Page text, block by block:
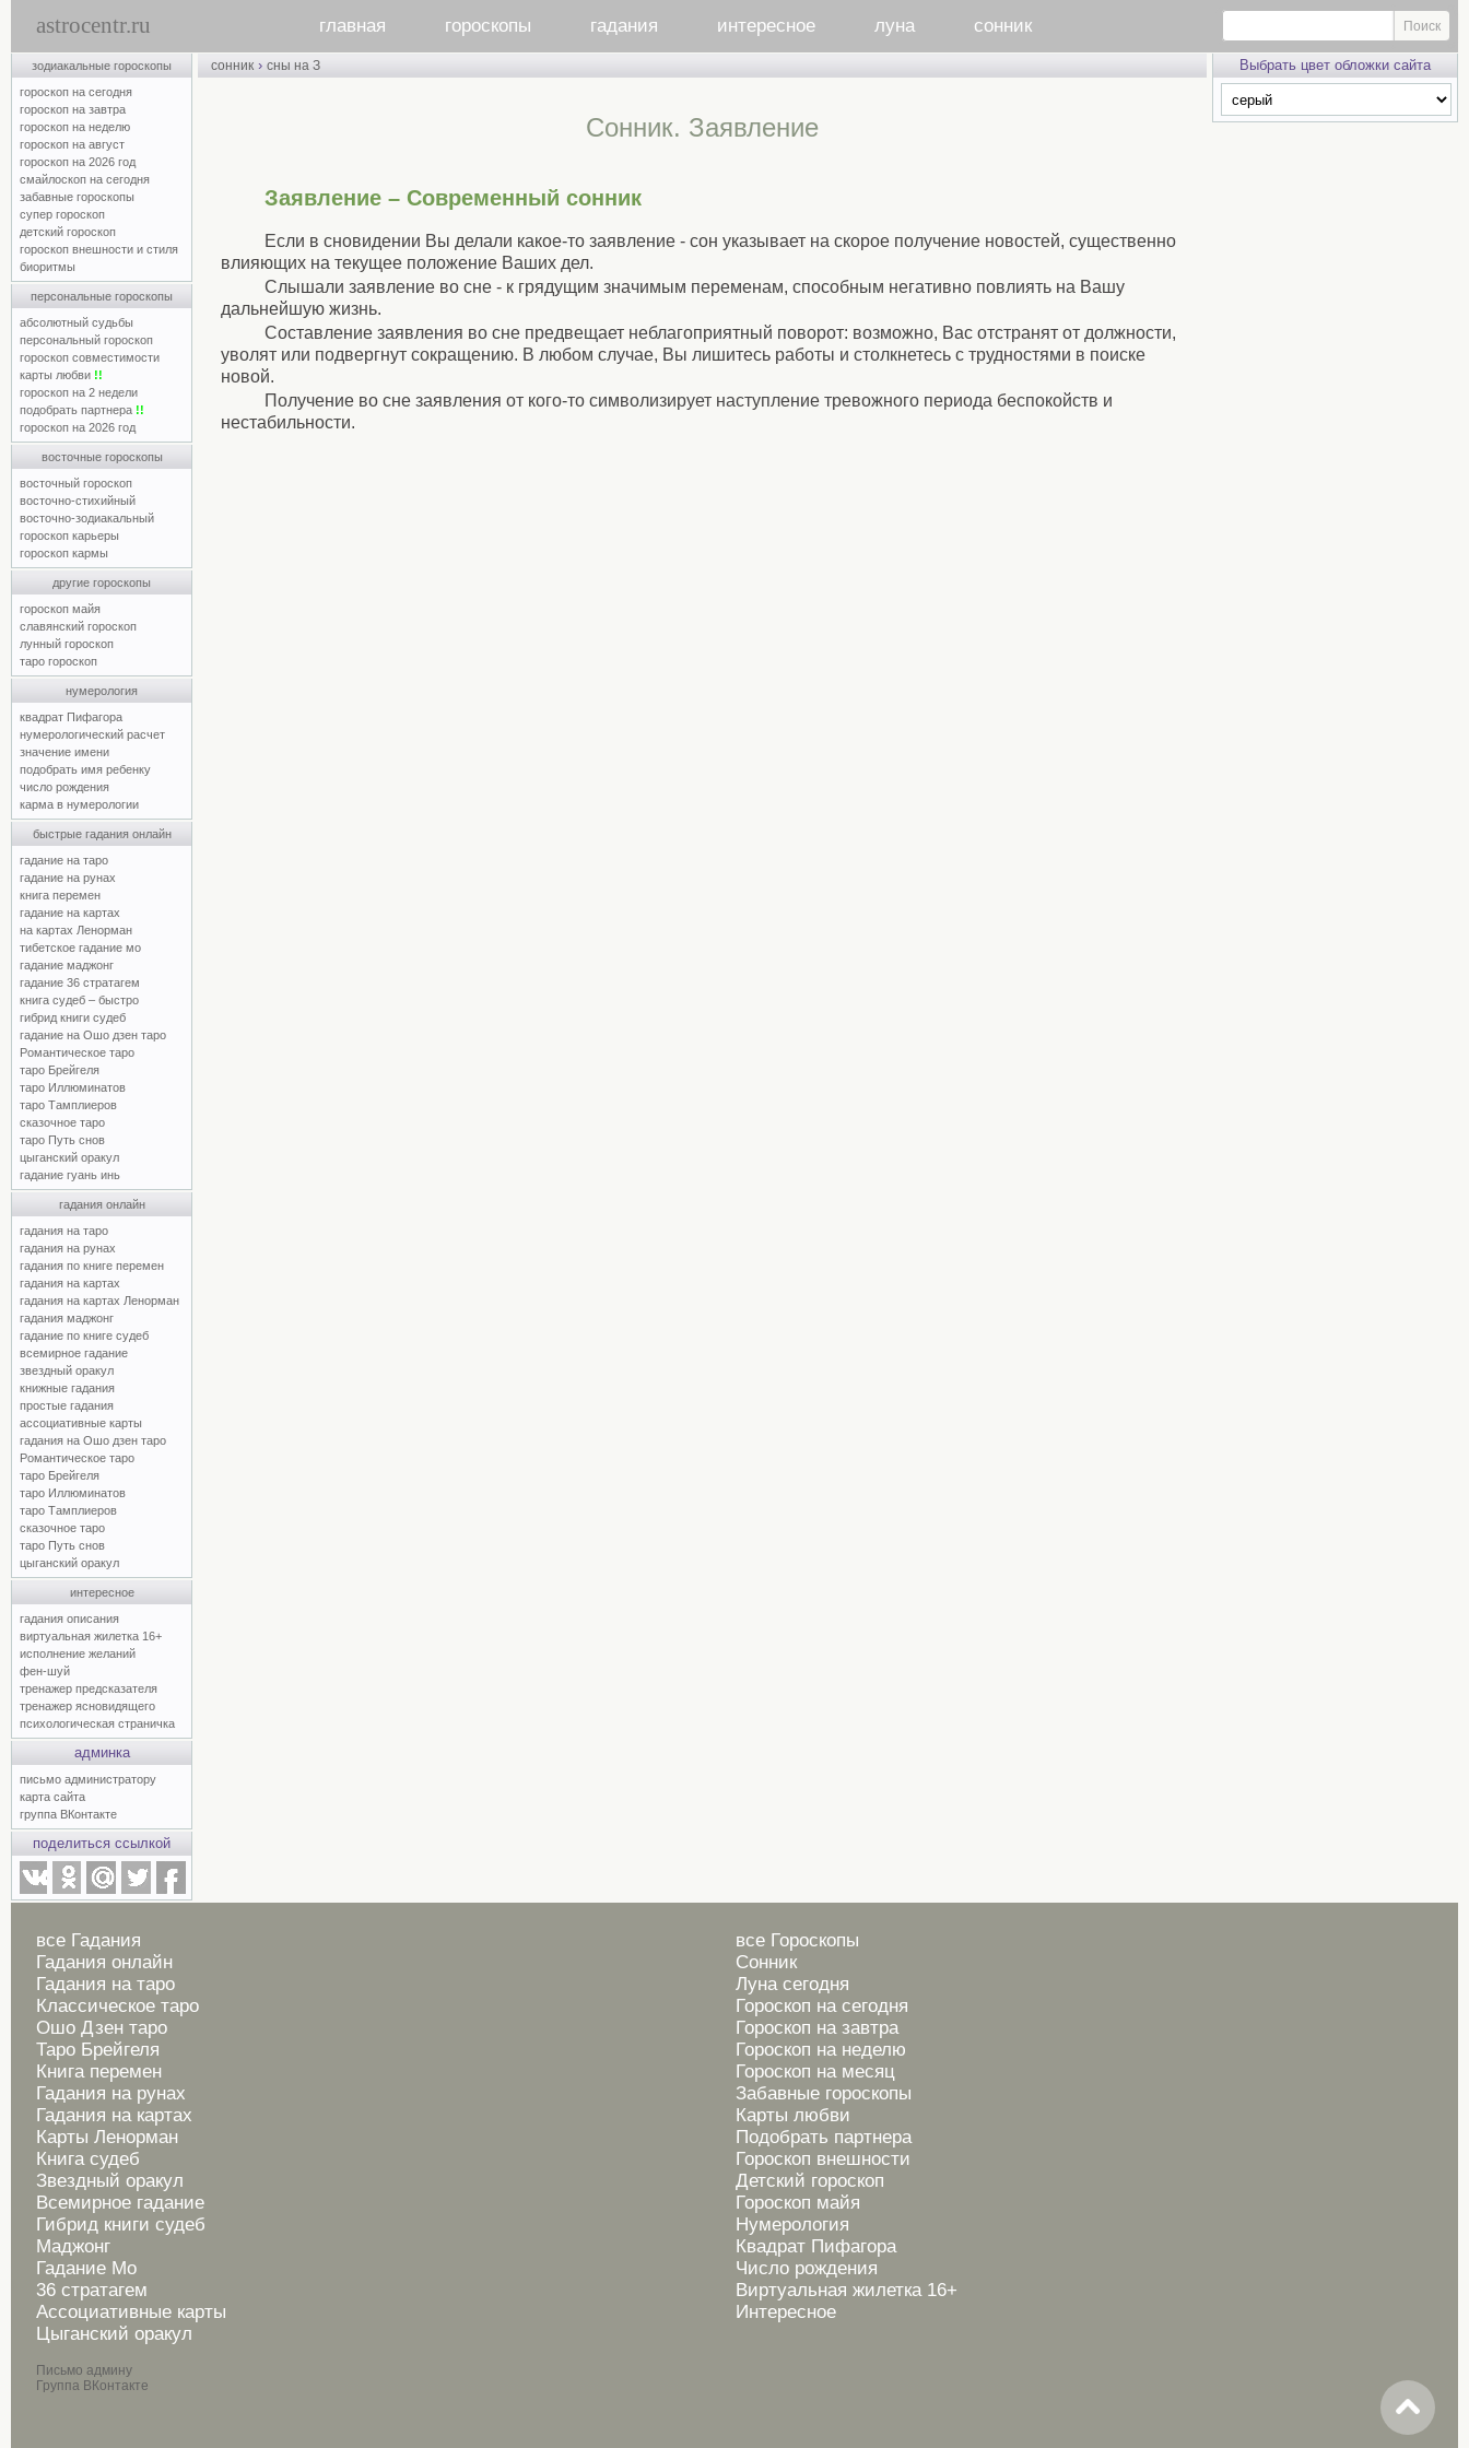
astrocentr.ru главная гороскопы гадания интересное луна сонник
зодиакальные гороскопы
гороскоп на сегодня
гороскоп на завтра
гороскоп на неделю
гороскоп на август
гороскоп на 2026 год
смайлоскоп на сегодня
забавные гороскопы
супер гороскоп
детский гороскоп
гороскоп внешности и стиля
биоритмы
персональные гороскопы
абсолютный судьбы
персональный гороскоп
гороскоп совместимости
карты любви !!
гороскоп на 2 недели
подобрать партнера !!
гороскоп на 2026 год
восточные гороскопы
восточный гороскоп
восточно-стихийный
восточно-зодиакальный
гороскоп карьеры
гороскоп кармы
другие гороскопы
гороскоп майя
славянский гороскоп
лунный гороскоп
таро гороскоп
нумерология
квадрат Пифагора
нумерологический расчет
значение имени
подобрать имя ребенку
число рождения
карма в нумерологии
быстрые гадания онлайн
гадание на таро
гадание на рунах
книга перемен
гадание на картах
на картах Ленорман
тибетское гадание мо
гадание маджонг
гадание 36 стратагем
книга судеб – быстро
гибрид книги судеб
гадание на Ошо дзен таро
Романтическое таро
таро Брейгеля
таро Иллюминатов
таро Тамплиеров
сказочное таро
таро Путь снов
цыганский оракул
гадание гуань инь
гадания онлайн
гадания на таро
гадания на рунах
гадания по книге перемен
гадания на картах
гадания на картах Ленорман
гадания маджонг
гадание по книге судеб
всемирное гадание
звездный оракул
книжные гадания
простые гадания
ассоциативные карты
гадания на Ошо дзен таро
Романтическое таро
таро Брейгеля
таро Иллюминатов
таро Тамплиеров
сказочное таро
таро Путь снов
цыганский оракул
интересное
гадания описания
виртуальная жилетка 16+
исполнение желаний
фен-шуй
тренажер предсказателя
тренажер ясновидящего
психологическая страничка
админка
письмо администратору
карта сайта
группа ВКонтакте
поделиться ссылкой
сонник › сны на З
Cонник. Заявление
Заявление – Современный сонник
Если в сновидении Вы делали какое-то заявление - сон указывает на скорое получение новостей, существенно
влияющих на текущее положение Ваших дел.
Слышали заявление во сне - к грядущим значимым переменам, способным негативно повлиять на Вашу
дальнейшую жизнь.
Составление заявления во сне предвещает неблагоприятный поворот: возможно, Вас отстранят от должности,
уволят или подвергнут сокращению. В любом случае, Вы лишитесь работы и столкнетесь с трудностями в поиске
новой.
Получение во сне заявления от кого-то символизирует наступление тревожного периода беспокойств и
нестабильности.
Выбрать цвет обложки сайта
все Гадания
Гадания онлайн
Гадания на таро
Классическое таро
Ошо Дзен таро
Таро Брейгеля
Книга перемен
Гадания на рунах
Гадания на картах
Карты Ленорман
Книга судеб
Звездный оракул
Всемирное гадание
Гибрид книги судеб
Маджонг
Гадание Мо
36 стратагем
Ассоциативные карты
Цыганский оракул
Письмо админу
Группа ВКонтакте
все Гороскопы
Сонник
Луна сегодня
Гороскоп на сегодня
Гороскоп на завтра
Гороскоп на неделю
Гороскоп на месяц
Забавные гороскопы
Карты любви
Подобрать партнера
Гороскоп внешности
Детский гороскоп
Гороскоп майя
Нумерология
Квадрат Пифагора
Число рождения
Виртуальная жилетка 16+
Интересное